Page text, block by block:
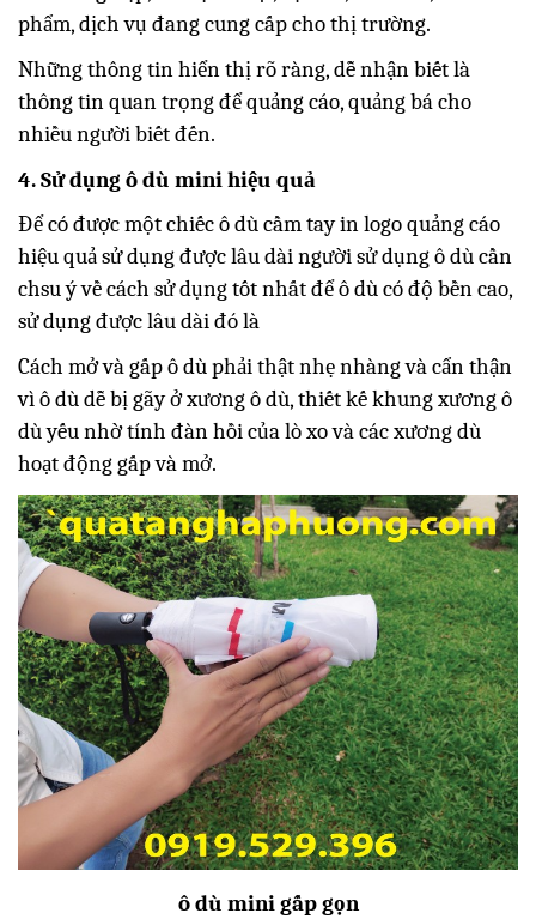
phẩm, dịch vụ đang cung cấp cho thị trường.
Những thông tin hiển thị rõ ràng, dễ nhận biết là
thông tin quan trọng để quảng cáo, quảng bá cho
nhiều người biết đến.
4. Sử dụng ô dù mini hiệu quả
Để có được một chiếc ô dù cầm tay in logo quảng cáo
hiệu quả sử dụng được lâu dài người sử dụng ô dù cần
chsu ý về cách sử dụng tốt nhất để ô dù có độ bền cao,
sử dụng được lâu dài đó là
Cách mở và gấp ô dù phải thật nhẹ nhàng và cẩn thận
vì ô dù dễ bị gãy ở xương ô dù, thiết kế khung xương ô
dù yếu nhờ tính đàn hồi của lò xo và các xương dù
hoạt động gấp và mở.
ô dù mini gấp gọn